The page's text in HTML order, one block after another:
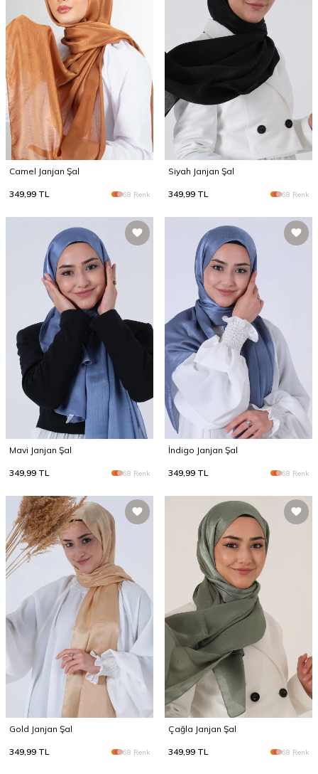
Camel Janjan Şal
349,99 TL 68 Renk
Siyah Janjan Şal
349,99 TL 68 Renk
Mavi Janjan Şal
349,99 TL 68 Renk
İndigo Janjan Şal
349,99 TL 68 Renk
Gold Janjan Şal
349,99 TL 68 Renk
Çağla Janjan Şal
349,99 TL 68 Renk